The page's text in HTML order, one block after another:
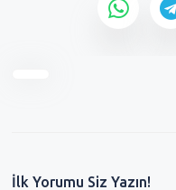
İlk Yorumu Siz Yazın!